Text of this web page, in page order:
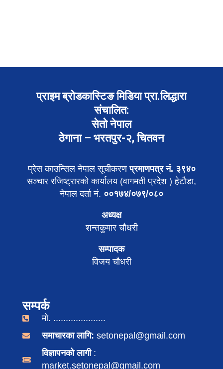
प्राइम ब्रोडकास्टिङ मिडिया प्रा.लिद्धारा
संचालित:
सेतो नेपाल
ठेगाना – भरतपुर-२, चितवन
प्रेस काउन्सिल नेपाल सूचीकरणप्रमाणपत्र नं. ३९४०
सञ्चार रजिष्ट्रारको कार्यालय (वागमती प्रदेश ) हेटौडा,
नेपाल दर्ता नं. ००१७४/०७९/०८०
अध्यक्ष
शन्तकुमार चौधरी
सम्पादक
विजय चौधरी
सम्पर्क
मो. .....................
समाचारका लागि: setonepal@gmail.com
विज्ञापनको लागी :
market.setonepal@gmail.com